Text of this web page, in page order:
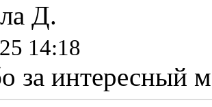
Д.
14:18
за интересный